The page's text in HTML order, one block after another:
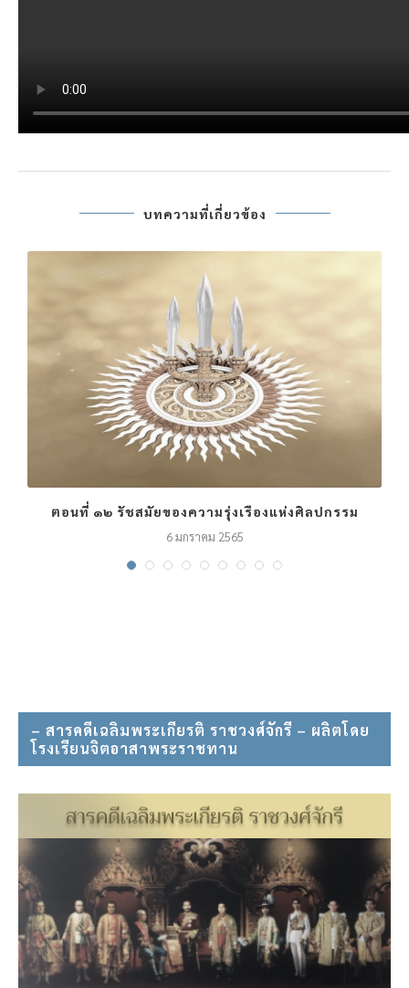
บทความที่เกี่ยวข้อง
ตอนที่ ๑๒ รัชสมัยของความรุ่งเรืองแห่งศิลปกรรม
6 มกราคม 2565
– สารคดีเฉลิมพระเกียรติ ราชวงศ์จักรี – ผลิตโดย
โรงเรียนจิตอาสาพระราชทาน